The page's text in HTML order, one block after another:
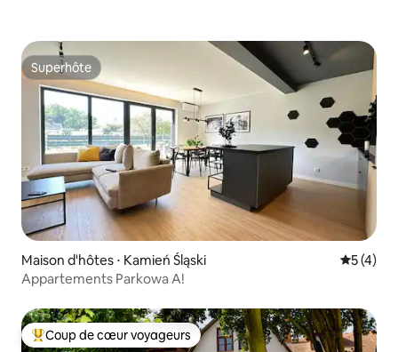
Superhôte
Superhôte
Maison d'hôtes ⋅ Kamień Śląski
5 (4)
Appartements Parkowa A!
Coups de cœur voyageurs les plus appréciés
Coup de cœur voyageurs